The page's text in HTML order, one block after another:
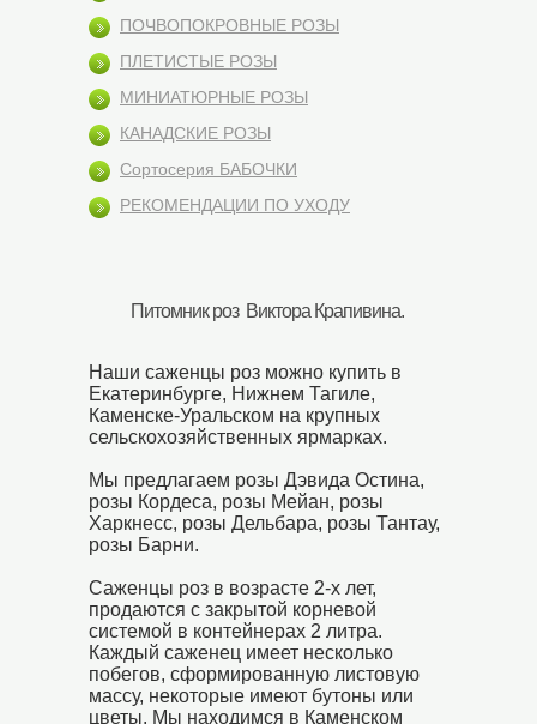
ПОЧВОПОКРОВНЫЕ РОЗЫ
ПЛЕТИСТЫЕ РОЗЫ
МИНИАТЮРНЫЕ РОЗЫ
КАНАДСКИЕ РОЗЫ
Сортосерия БАБОЧКИ
РЕКОМЕНДАЦИИ ПО УХОДУ
Питомник роз Виктора Крапивина.
Наши саженцы роз можно купить в
Екатеринбурге, Нижнем Тагиле,
Каменске-Уральском на крупных
сельскохозяйственных ярмарках.
Мы предлагаем розы Дэвида Остина,
розы Кордеса, розы Мейан, розы
Харкнесс, розы Дельбара, розы Тантау,
розы Барни.
Саженцы роз в возрасте 2-х лет,
продаются с закрытой корневой
системой в контейнерах 2 литра.
Каждый саженец имеет несколько
побегов, сформированную листовую
массу, некоторые имеют бутоны или
цветы. Мы находимся в Каменском